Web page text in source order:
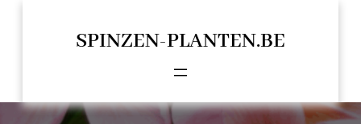
SPINZEN-PLANTEN.BE